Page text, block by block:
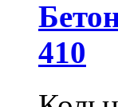
410